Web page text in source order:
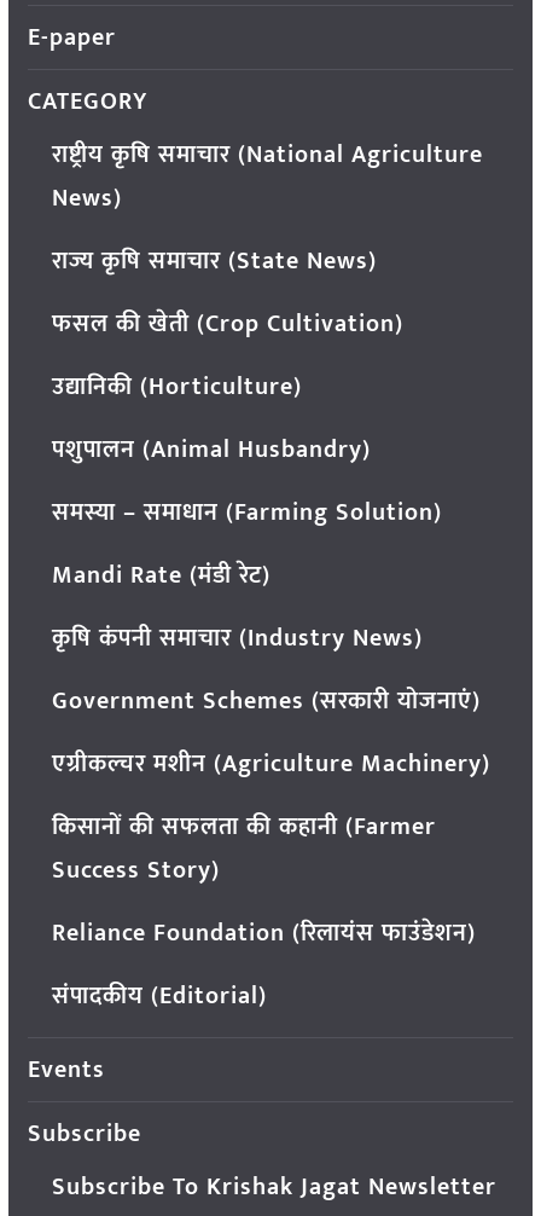
E-paper
CATEGORY
राष्ट्रीय कृषि समाचार (National Agriculture
News)
राज्य कृषि समाचार (State News)
फसल की खेती (Crop Cultivation)
उद्यानिकी (Horticulture)
पशुपालन (Animal Husbandry)
समस्या – समाधान (Farming Solution)
Mandi Rate (मंडी रेट)
कृषि कंपनी समाचार (Industry News)
Government Schemes (सरकारी योजनाएं)
एग्रीकल्चर मशीन (Agriculture Machinery)
किसानों की सफलता की कहानी (Farmer
Success Story)
Reliance Foundation (रिलायंस फाउंडेशन)
संपादकीय (Editorial)
Events
Subscribe
Subscribe To Krishak Jagat Newsletter